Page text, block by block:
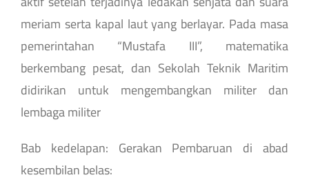
meriam serta kapal laut yang berlayar. Pada masa
pemerintahan “Mustafa III”, matematika
berkembang pesat, dan Sekolah Teknik Maritim
didirikan untuk mengembangkan militer dan
lembaga militer
Bab kedelapan: Gerakan Pembaruan di abad
kesembilan belas: